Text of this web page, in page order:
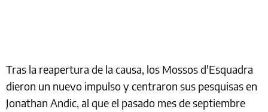
Tras la reapertura de la causa, los Mossos d'Esquadra
dieron un nuevo impulso y centraron sus pesquisas en
Jonathan Andic, al que el pasado mes de septiembre